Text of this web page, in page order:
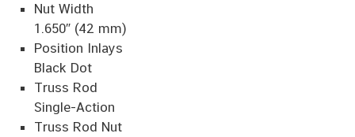
Nut Width
1.650″ (42 mm)
Position Inlays
Black Dot
Truss Rod
Single-Action
Truss Rod Nut